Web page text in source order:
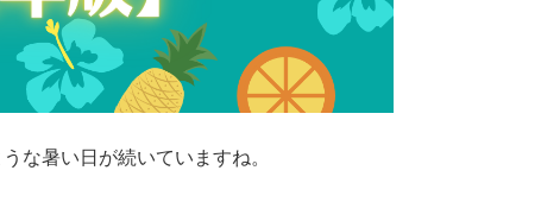
な暑い日が続いていますね。